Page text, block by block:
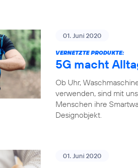
01. Juni 2020
VERNETZTE PRODUKTE:
5G macht
Ob Uhr,
verwenden, sind mit
Menschen ihre
Designobjekt.
01. Juni 2020